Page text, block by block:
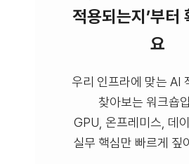
적용되는지’부터
요
우리 인프라에 맞는 AI
찾아보는 워크숍
GPU, 온프레미스, 데
실무 핵심만 빠르게 짚